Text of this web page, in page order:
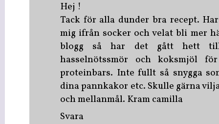
Hej !
Tack för alla dunder bra recept.
mig ifrån socker och velat bli mer
blogg så har det gått hett
hasselnötssmör och koksmjöl
proteinbars. Inte fullt så snygga
dina pannkakor etc. Skulle gärna
och mellanmål. Kram camilla
Svara